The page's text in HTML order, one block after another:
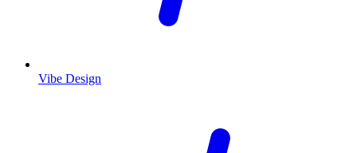
Vibe Design